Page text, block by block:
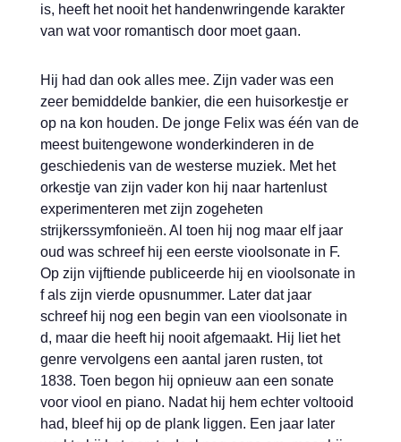
is, heeft het nooit het handenwringende karakter
van wat voor romantisch door moet gaan.
Hij had dan ook alles mee. Zijn vader was een
zeer bemiddelde bankier, die een huisorkestje er
op na kon houden. De jonge Felix was één van de
meest buitengewone wonderkinderen in de
geschiedenis van de westerse muziek. Met het
orkestje van zijn vader kon hij naar hartenlust
experimenteren met zijn zogeheten
strijkerssymfonieën. Al toen hij nog maar elf jaar
oud was schreef hij een eerste vioolsonate in F.
Op zijn vijftiende publiceerde hij en vioolsonate in
f als zijn vierde opusnummer. Later dat jaar
schreef hij nog een begin van een vioolsonate in
d, maar die heeft hij nooit afgemaakt. Hij liet het
genre vervolgens een aantal jaren rusten, tot
1838. Toen begon hij opnieuw aan een sonate
voor viool en piano. Nadat hij hem echter voltooid
had, bleef hij op de plank liggen. Een jaar later